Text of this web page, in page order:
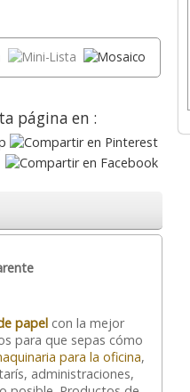
página en :
papelcon la mejor
para que sepas cómo
para la oficina,
administraciones,
142,95
microcorte P-5, 15 hjs.
desde:369,95